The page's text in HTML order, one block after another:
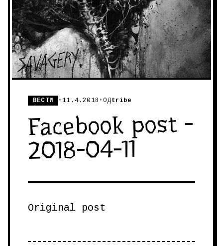
ВЕСТИ • 11.4.2018 •ОДtribe
Facebook post -
2018-04-11
Original post